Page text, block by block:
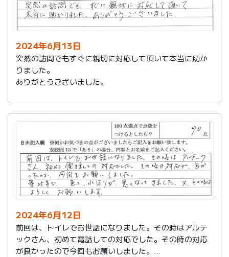
2024年6月13日
突然の訪問でもすぐに親切に対応して頂いて本当に助か
りました。
ありがとうございました。
2024年6月12日
前回は、トイレでお世話になりました。その時はアルテ
ックさん、初めて電話しての対応でした。その時の対応
が良かったので今回もお願いしました。